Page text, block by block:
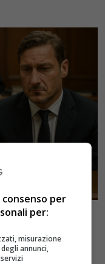
di
per
per:
misurazione
annunci,